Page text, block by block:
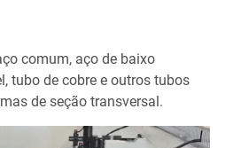
comum, aço de baixo
tubo de cobre e outros tubos
de seção transversal.